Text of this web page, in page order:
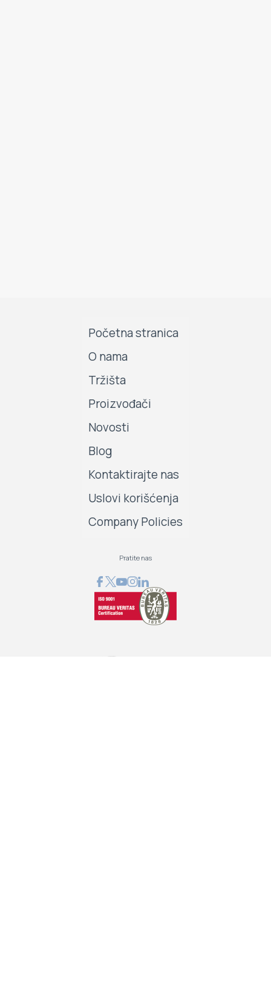
Početna stranica
O nama
Tržišta
Proizvođači
Novosti
Blog
Kontaktirajte nas
Uslovi korišćenja
Company Policies
Pratite nas